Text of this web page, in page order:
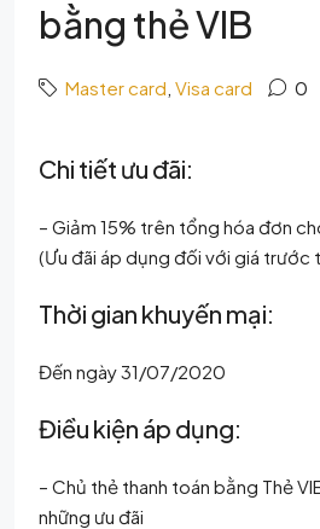
bằng thẻ VIB
Master card Visa card 0
Chi tiết ưu đãi:
– Giảm 15% trên tổng hóa đơn
(Ưu đãi áp dụng đối với giá trước
Thời gian khuyến mại:
Đến ngày 31/07/2020
Điều kiện áp dụng:
– Chủ thẻ thanh toán bằng Thẻ
những ưu đãi